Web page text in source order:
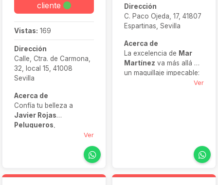
cliente
Vistas: 169
Dirección
Calle, Ctra. de Carmona,
32, local 15, 41008
Sevilla
Acerca de
Confía tu belleza a
Javier Rojas
Peluqueros
especialistas en novias
cercano y personalizado
para que cada novia se
sienta como en casa.
Ver
Dirección
C. Paco Ojeda, 17, 41807
Espartinas, Sevilla
Acerca de
La excelencia de Mar
Martínez va más allá de
un maquillaje impecable:
multiculturales (hindúes,
hacen que novias e
Ver